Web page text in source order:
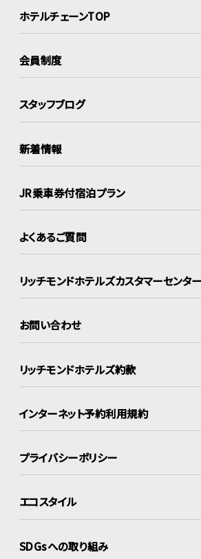
ホテルチェーンTOP
会員制度
スタッフブログ
新着情報
JR乗車券付宿泊プラン
よくあるご質問
リッチモンドホテルズカスタマーセンター
お問い合わせ
リッチモンドホテルズ約款
インターネット予約利用規約
プライバシーポリシー
エコスタイル
SDGsへの取り組み